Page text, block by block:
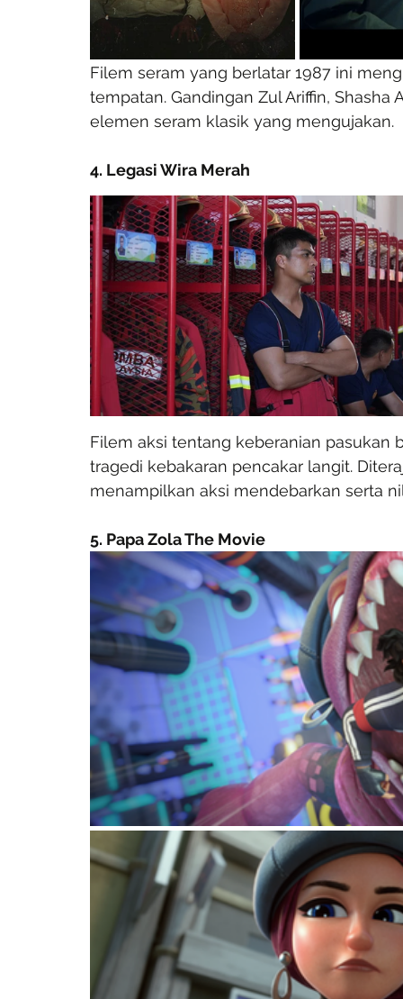
Filem seram yang berlatar 1987 ini
tempatan. Gandingan Zul Ariffin,
elemen seram klasik yang mengujakan.
4. Legasi Wira Merah
Filem aksi tentang keberanian
tragedi kebakaran pencakar langit.
menampilkan aksi mendebarkan serta
5. Papa Zola The Movie